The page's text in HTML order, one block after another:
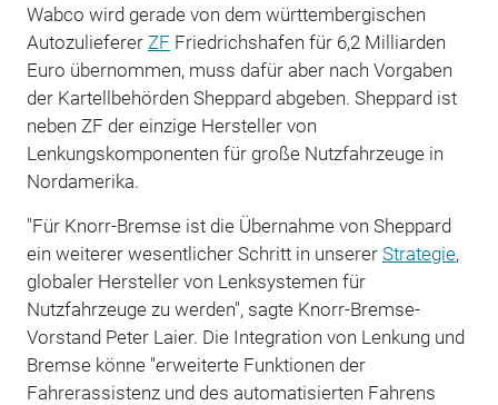
Wabco wird gerade von dem württembergischen
Autozulieferer ZF Friedrichshafen für 6,2 Milliarden
Euro übernommen, muss dafür aber nach Vorgaben
der Kartellbehörden Sheppard abgeben. Sheppard ist
neben ZF der einzige Hersteller von
Lenkungskomponenten für große Nutzfahrzeuge in
Nordamerika.
"Für Knorr-Bremse ist die Übernahme von Sheppard
ein weiterer wesentlicher Schritt in unserer Strategie,
globaler Hersteller von Lenksystemen für
Nutzfahrzeuge zu werden", sagte Knorr-Bremse-
Vorstand Peter Laier. Die Integration von Lenkung und
Bremse könne "erweiterte Funktionen der
Fahrerassistenz und des automatisierten Fahrens